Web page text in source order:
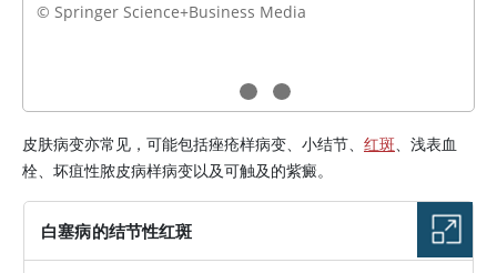
© Springer Science+Business Media
皮肤病变亦常见，可能包括痤疮样病变、小结节、 红斑、浅表血
栓、坏疽性脓皮病样病变以及可触及的紫癜。
白塞病的结节性红斑